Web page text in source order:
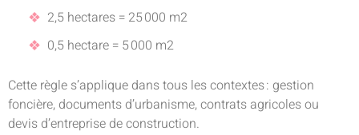
2,5 hectares = 25 000 m2
0,5 hectare = 5 000 m2
Cette règle s’applique dans tous les contextes : gestion
foncière, documents d’urbanisme, contrats agricoles ou
devis d’entreprise de construction.